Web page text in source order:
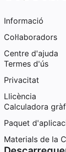
Informació
Col·laboradors
Centre d'ajuda
Termes d'ús
Privacitat
Llicència
Calculadora
Paquet
Materials de la